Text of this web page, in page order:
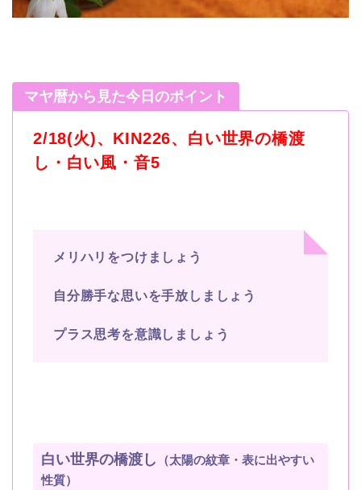
マヤ暦から見た今日のポイント
2/18(火)、 KIN226、白い世界の橋渡
し・白い風・音5
メリハリをつけましょう
自分勝手な思いを手放しましょう
プラス思考を意識しましょう
白い世界の橋渡し
（太陽の紋章・表に出やすい
性質）